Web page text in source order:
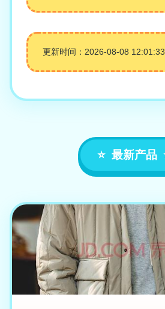
更新时间：2026-08-08 12:01:33
最新产品